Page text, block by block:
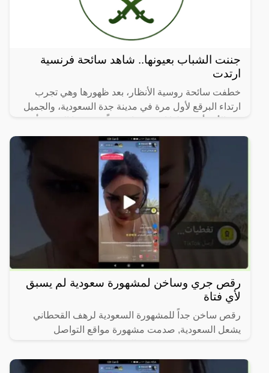
جننت الشباب بعيونها.. شاهد سائحة فرنسية
ارتدت
خطفت سائحة روسية الأنظار، بعد ظهورها وهي تجرب
ارتداء البرقع لأول مرة في مدينة جدة السعودية، والجميل
شكلها
رقص جري وساخن لمشهورة سعودية لم يسبق
لأي فتاة
رقص ساخن جداً للمشهورة السعودية لرهف القحطاني
يشعل السعودية, صدمت مشهورة مواقع التواصل
رقصها والميكاج الذي